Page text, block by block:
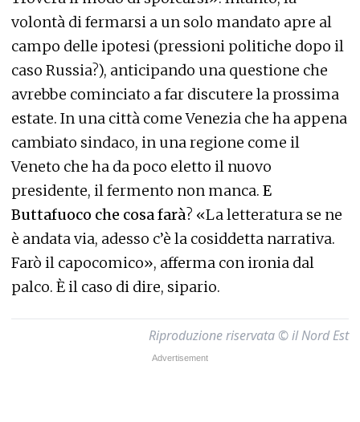
volontà di fermarsi a un solo mandato apre al
campo delle ipotesi (pressioni politiche dopo il
caso Russia?), anticipando una questione che
avrebbe cominciato a far discutere la prossima
estate. In una città come Venezia che ha appena
cambiato sindaco, in una regione come il
Veneto che ha da poco eletto il nuovo
presidente, il fermento non manca. E
Buttafuoco che cosa farà? «La letteratura se ne
è andata via, adesso c’è la cosiddetta narrativa.
Farò il capocomico», afferma con ironia dal
palco. È il caso di dire, sipario.
Riproduzione riservata © il Nord Est